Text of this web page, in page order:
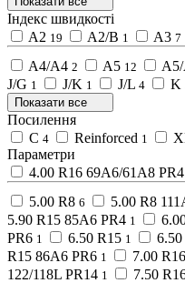
Індекс швидкості
A2 19 A2/B 1 A3 7
A4/A4 2 A5 12
J/G 1 J/K 1 J/L 4 K
Показати все
Посилення
C 4 Reinforced 1
Параметри
4.00 R16 69A6/61A8
5.00 R8 6 5.00 R8
5.90 R15 85A6 PR4 1
PR6 1 6.50 R15 1
R15 86A6 PR6 1 7.00
122/118L PR14 1 7.50